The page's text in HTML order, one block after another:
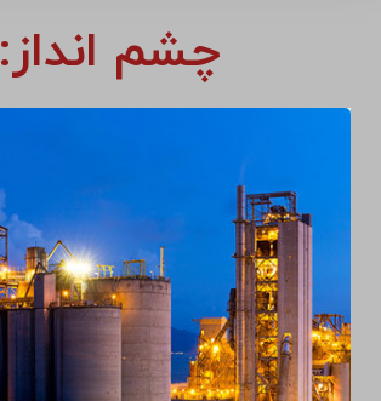
چشم انداز: